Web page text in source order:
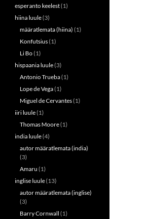
esperanto keelest(1)
hiina luule(3)
määratlemata (hiina) (1)
Konfutsius(1)
Li Bo(1)
hispaania luule(3)
Antonio Trueba(1)
Lope de Vega(1)
Miguel de Cervantes(1)
iiri luule(1)
Thomas Moore(1)
india luule(4)
autor määratlemata (india)
(3)
Amaru (1)
inglise luule(13)
autor määratlemata (inglise)
(3)
Barry Cornwall (1)